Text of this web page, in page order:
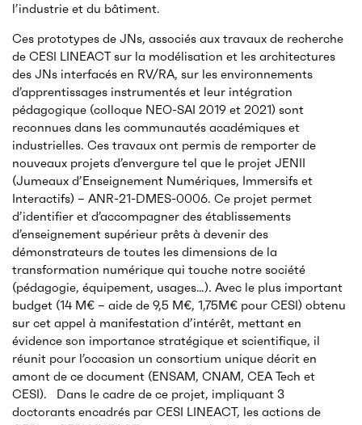
l’industrie et du bâtiment.
Ces prototypes de JNs, associés aux travaux de recherche
de CESI LINEACT sur la modélisation et les architectures
des JNs interfacés en RV/RA, sur les environnements
d’apprentissages instrumentés et leur intégration
pédagogique (colloque NEO-SAI 2019 et 2021) sont
reconnues dans les communautés académiques et
industrielles. Ces travaux ont permis de remporter de
nouveaux projets d’envergure tel que le projet JENII
(Jumeaux d’Enseignement Numériques, Immersifs et
Interactifs) – ANR-21-DMES-0006. Ce projet permet
d’identifier et d’accompagner des établissements
d’enseignement supérieur prêts à devenir des
démonstrateurs de toutes les dimensions de la
transformation numérique qui touche notre société
(pédagogie, équipement, usages…). Avec le plus important
budget (14 M€ – aide de 9,5 M€, 1,75M€ pour CESI) obtenu
sur cet appel à manifestation d’intérêt, mettant en
évidence son importance stratégique et scientifique, il
réunit pour l’occasion un consortium unique décrit en
amont de ce document (ENSAM, CNAM, CEA Tech et
CESI). Dans le cadre de ce projet, impliquant 3
doctorants encadrés par CESI LINEACT, les actions de